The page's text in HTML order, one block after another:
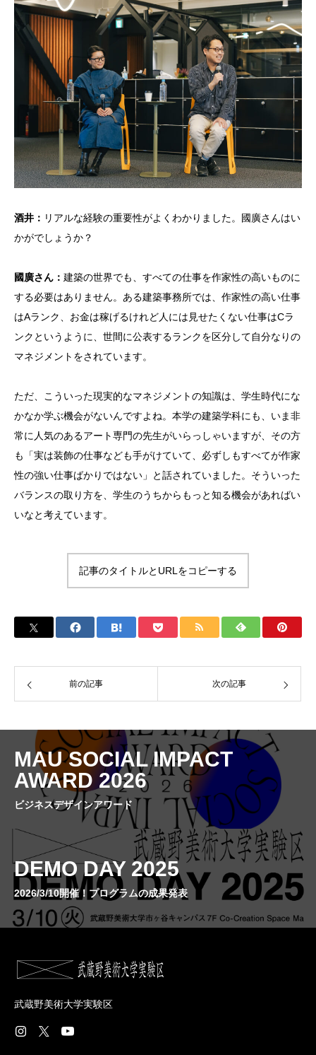
酒井： リアルな経験の重要性がよくわかりました。國廣さんはい
かがでしょうか？
國廣さん： 建築の世界でも、すべての仕事を作家性の高いものに
する必要はありません。ある建築事務所では、作家性の高い仕事
はAランク、お金は稼げるけれど人には見せたくない仕事はCラ
ンクというように、世間に公表するランクを区分して自分なりの
マネジメントをされています。
ただ、こういった現実的なマネジメントの知識は、学生時代にな
かなか学ぶ機会がないんですよね。本学の建築学科にも、いま非
常に人気のあるアート専門の先生がいらっしゃいますが、その方
も「実は装飾の仕事なども手がけていて、必ずしもすべてが作家
性の強い仕事ばかりではない」と話されていました。そういった
バランスの取り方を、学生のうちからもっと知る機会があればい
いなと考えています。
記事のタイトルとURLをコピーする
前の記事 次の記事
MAU SOCIAL IMPACT
AWARD 2026
ビジネスデザインアワード
DEMO DAY 2025
2026/3/10開催！プログラムの成果発表
武蔵野美術大学実験区